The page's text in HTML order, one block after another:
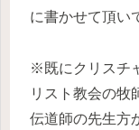
に書かせて頂い
※既にクリスチ
リスト教会の牧
伝道師の先生方